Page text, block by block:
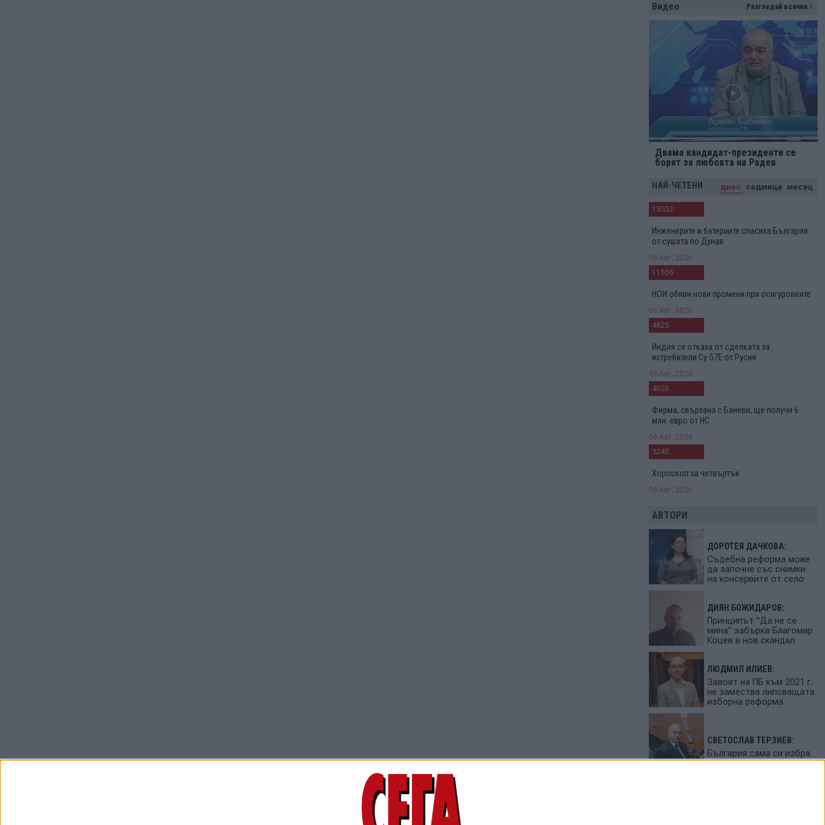
Видео Разгледай всички
Двама кандидат-президенти се
борят за любовта на Радев
НАЙ-ЧЕТЕНИ днес седмица месец
19332
Инженерите и батериите спасиха България
от сушата по Дунав
06 Авг. 2026
11006
НОИ обяви нови промени при осигуровките
06 Авг. 2026
4825
Индия се отказа от сделката за
изтребители Су-57Е от Русия
06 Авг. 2026
4020
Фирма, свързана с Баневи, ще получи 6
млн. евро от НС
06 Авг. 2026
3245
Хороскоп за четвъртък
06 Авг. 2026
АВТОРИ
ДОРОТЕЯ ДАЧКОВА:
Съдебна реформа може
да започне със снимки
на консервите от село
ДИЯН БОЖИДАРОВ:
Принципът "Да не се
мина" забърка Благомир
Коцев в нов скандал
ЛЮДМИЛ ИЛИЕВ:
Завоят на ПБ към 2021 г.
не замества липсващата
изборна реформа
СВЕТОСЛАВ ТЕРЗИЕВ:
България сама си избра
вредител